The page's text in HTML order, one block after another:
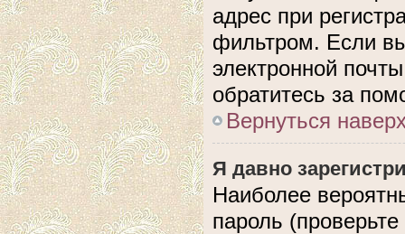
адрес при
фильтром. Если
электронной
обратитесь за
Вернуться
Я давно
Наиболее
пароль